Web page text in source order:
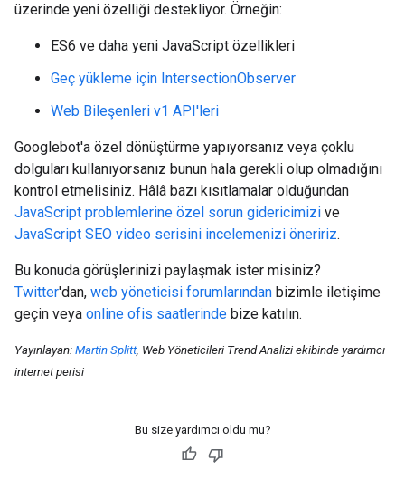
üzerinde yeni özelliği destekliyor. Örneğin:
ES6 ve daha yeni JavaScript özellikleri
Geç yükleme için IntersectionObserver
Web Bileşenleri v1 API'leri
Googlebot'a özel dönüştürme yapıyorsanız veya çoklu
dolguları kullanıyorsanız bunun hala gerekli olup olmadığını
kontrol etmelisiniz. Hâlâ bazı kısıtlamalar olduğundan
JavaScript problemlerine özel sorun gidericimizi ve
JavaScript SEO video serisini incelemenizi öneririz.
Bu konuda görüşlerinizi paylaşmak ister misiniz?
Twitter'dan, web yöneticisi forumlarından bizimle iletişime
geçin veya online ofis saatlerinde bize katılın.
Yayınlayan: Martin Splitt, Web Yöneticileri Trend Analizi ekibinde yardımcı
internet perisi
Bu size yardımcı oldu mu?